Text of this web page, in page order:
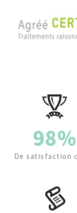
98%
De satisfaction